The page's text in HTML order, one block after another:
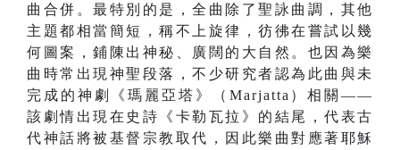
曲合併。最特別的是，全曲除了聖詠曲調，其他
主題都相當簡短，稱不上旋律，彷彿在嘗試以幾
何圖案，鋪陳出神秘、廣闊的大自然。也因為樂
曲時常出現神聖段落，不少研究者認為此曲與未
完成的神劇《瑪麗亞塔》（Marjatta）相關——
該劇情出現在史詩《卡勒瓦拉》的結尾，代表古
代神話將被基督宗教取代，因此樂曲對應著耶穌